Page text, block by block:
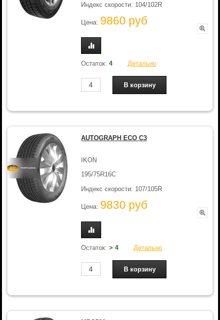
Индекс скорости: 104/102R
Цена: 9860 руб
Остаток:4 Детально
AUTOGRAPH ECO C3
IKON
195/75R16C
Индекс скорости: 107/105R
Цена: 9830 руб
Остаток:> 4 Детально